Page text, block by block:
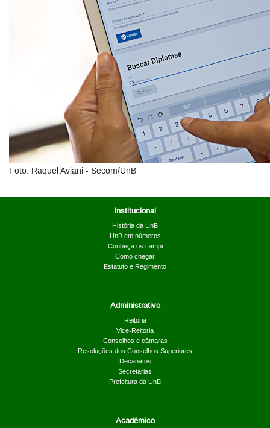
Foto: Raquel Aviani - Secom/UnB
Institucional
História da UnB
UnB em números
Conheça os campi
Como chegar
Estatuto e Regimento
Administrativo
Reitoria
Vice-Reitoria
Conselhos e câmaras
Resoluções dos Conselhos Superiores
Decanatos
Secretarias
Prefeitura da UnB
Acadêmico